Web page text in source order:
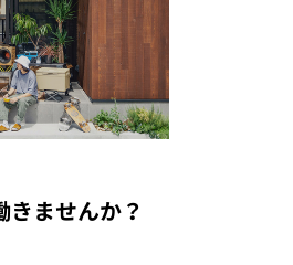
ませんか？